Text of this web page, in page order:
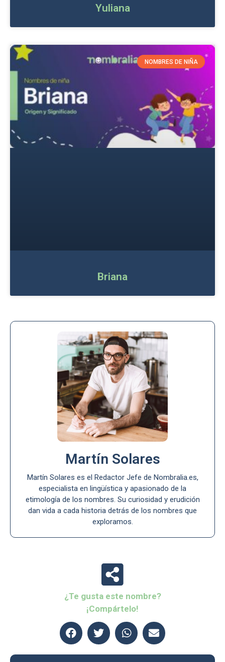
Yuliana
NOMBRES DE NIÑA
Briana
Martín Solares
Martín Solares es el Redactor Jefe de Nombralia.es,
especialista en lingüística y apasionado de la
etimología de los nombres. Su curiosidad y erudición
dan vida a cada historia detrás de los nombres que
exploramos.
¿Te gusta este nombre?
¡Compártelo!